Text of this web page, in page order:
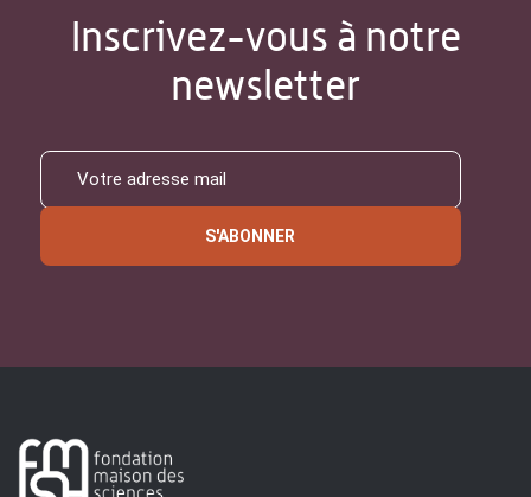
Inscrivez-vous à notre
newsletter
S'ABONNER